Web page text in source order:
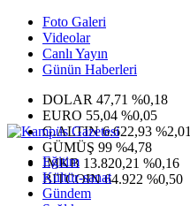
Foto Galeri
Videolar
Canlı Yayın
Günün Haberleri
DOLAR 47,71 %0,18
EURO 55,04 %0,05
G.ALTIN6.622,93 %2,01
GÜMÜŞ 99 %4,78
IMKB 13.820,21 %0,16
BITCOIN64.922 %0,50
Eğitim
Kültür-sanat
Gündem